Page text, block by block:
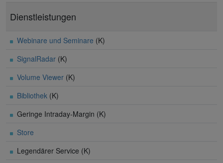
Dienstleistungen
Webinare und Seminare (K)
SignalRadar (K)
Volume Viewer (K)
Bibliothek (K)
Geringe Intraday-Margin (K)
Store
Legendärer Service (K)